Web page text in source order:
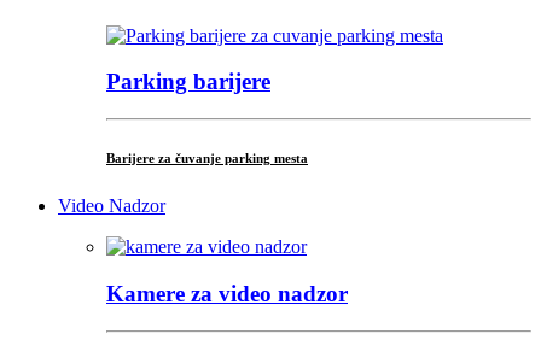
Parking barijere
Barijere za čuvanje parking mesta
Video Nadzor
Kamere za video nadzor